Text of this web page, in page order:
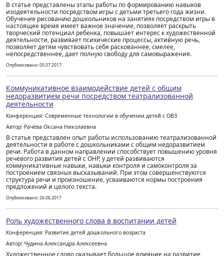
В статье представлены этапы работы по формированию навыков
изодеятельности посредством игры с детьми третьего года жизни.
Обучение рисованию дошкольников на занятиях посредством игры в
настоящее время имеет важное значение, позволяет раскрыть
творческий потенциал ребенка, повышает интерес к художественной
деятельности, развивает психические процессы, активную речь,
позволяет детям чувствовать себя раскованнее, смелее,
непосредственнее, дает полную свободу для самовыражения.
Опубликовано: 05.07.2017
Коммуникативное взаимодействие детей с общим
недоразвитием речи посредством театрализованной
деятельности
Конференция: Современные технологии в обучении детей с ОВЗ
Автор: Рачёва Оксана Николаевна
В статье представлен опыт работы использованию театрализованной
деятельности в работе с дошкольниками с общим недоразвитием
речи. Работа в данном направлении способствует повышению уровня
речевого развития детей с ОНР, у детей развиваются
коммуникативные навыки, навыки контроля и самоконтроля за
построением связных высказываний. При этом совершенствуются
структура речи и произношение, усваиваются нормы построения
предложений и целого текста.
Опубликовано: 26.06.2017
Роль художественного слова в воспитании детей
Конференция: Развитие детей дошкольного возраста
Автор: Чудина Александра Алексеевна
Художественное слово оказывает большое влияние на развитие